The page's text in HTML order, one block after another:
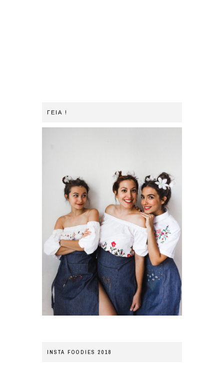
ΓΕΙΑ !
INSTA FOODIES 2018